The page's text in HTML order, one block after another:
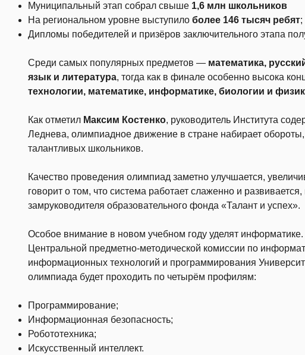
Муниципальный этап собрал свыше 1,6 млн школьников
На региональном уровне выступило более 146 тысяч ребят;
Дипломы победителей и призёров заключительного этапа
Среди самых популярных предметов — математика,
язык и литература, тогда как в финале особенно высока
технологии, математике, информатике, биологии и
Как отметил Максим Костенко, руководитель Института
Леднева, олимпиадное движение в стране набирает
талантливых школьников.
Качество проведения олимпиад заметно улучшается,
говорит о том, что система работает слаженно и
замруководителя образовательного фонда «Талант и успех».
Особое внимание в новом учебном году уделят
Центральной предметно-методической комиссии по
информационных технологий и программирования
олимпиада будет проходить по четырём профилям:
Программирование;
Информационная безопасность;
Робототехника;
Искусственный интеллект.